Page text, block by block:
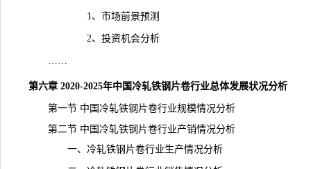
1、市场前景预测
2、投资机会分析
……
第六章 2020-2025年中国冷轧铁钢片卷行业总体发展状况分析
第一节 中国冷轧铁钢片卷行业规模情况分析
第二节 中国冷轧铁钢片卷行业产销情况分析
一、冷轧铁钢片卷行业生产情况分析